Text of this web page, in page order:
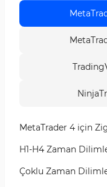
MetaTrader 4 için
H1-H4 Zaman
Çoklu Zaman